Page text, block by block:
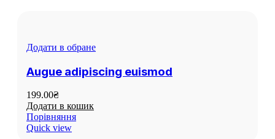
Додати в обране
Augue adipiscing euismod
199.00₴
Додати в кошик
Порівняння
Quick view